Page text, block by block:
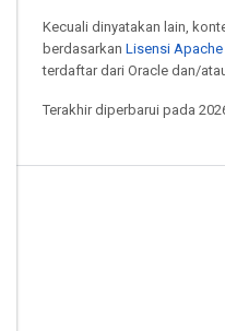
Kecuali dinyatakan lain,
berdasarkan Lisensi Apache
terdaftar dari Oracle dan/
Terakhir diperbarui pada